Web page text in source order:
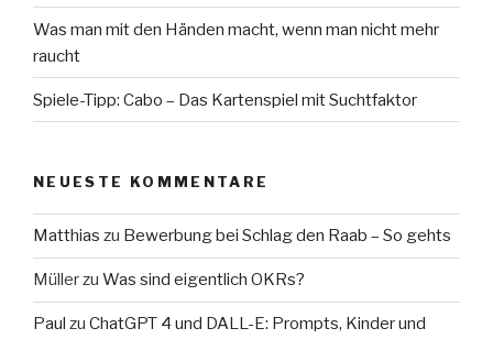
Was man mit den Händen macht, wenn man nicht mehr
raucht
Spiele-Tipp: Cabo – Das Kartenspiel mit Suchtfaktor
NEUESTE KOMMENTARE
Matthias zu Bewerbung bei Schlag den Raab – So gehts
Müllerzu Was sind eigentlich OKRs?
Paul zu ChatGPT 4 und DALL-E: Prompts, Kinder und